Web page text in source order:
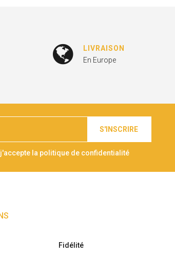
LIVRAISON
En Europe
S'INSCRIRE
la politique de confidentialité
Fidélité